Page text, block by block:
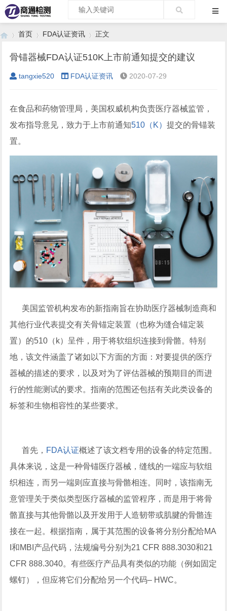
›
首页
›
FDA认证资讯
›
正文
骨锚器械FDA认证510K上市前通知提交的建议
tangxie520 FDA认证资讯 2020-07-29
在食品和药物管理局，美国权威机构负责医疗器械监管，
发布指导意见，致力于上市前通知510（K）提交的骨锚装
置。
美国监管机构发布的新指南旨在协助医疗器械制造商和
其他行业代表提交有关骨锚定装置（也称为缝合锚定装
置）的510（k）呈件，用于将软组织连接到骨骼。特别
地，该文件涵盖了诸如以下方面的方面：对要提供的医疗
器械的描述的要求，以及对为了评估器械的预期目的而进
行的性能测试的要求。指南的范围还包括有关此类设备的
标签和生物相容性的某些要求。
首先， FDA认证概述了该文档专用的设备的特定范围。
具体来说，这是一种骨锚医疗器械，缝线的一端应与软组
织相连，而另一端则应直接与骨骼相连。同时，该指南无
意管理关于类似类型医疗器械的监管程序，而是用于将骨
骼直接与其他骨骼以及开发用于人造韧带或肌腱的骨骼连
接在一起。根据指南，属于其范围的设备将分别分配给MA
I和MBI产品代码，法规编号分别为21 CFR 888.3030和21
CFR 888.3040。有些医疗产品具有类似的功能（例如固定
螺钉），但应将它们分配给另一个代码– HWC。